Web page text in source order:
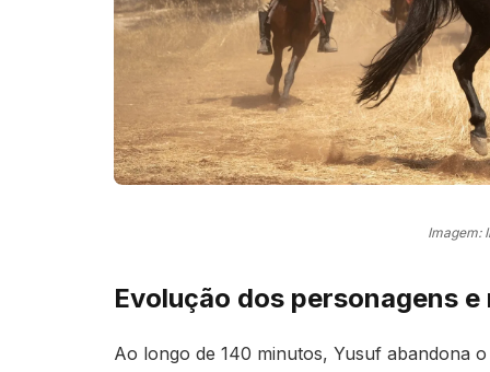
Imagem:
Evolução dos personagens
Ao longo de 140 minutos, Yusuf abandona